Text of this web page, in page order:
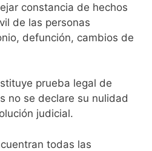
constancia de hechos
de las personas
defunción, cambios de
prueba legal de
no se declare su nulidad
judicial.
todas las